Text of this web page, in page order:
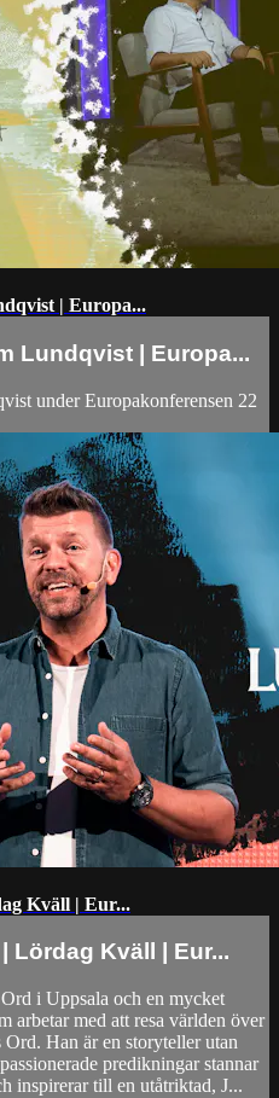
| Europa...
Lundqvist | Europa...
under Europakonferensen 22
Kväll | Eur...
Lördag Kväll | Eur...
i Uppsala och en mycket
arbetar med att resa världen över
Han är en storyteller utan
predikningar stannar
inspirerar till en utåtriktad, J...